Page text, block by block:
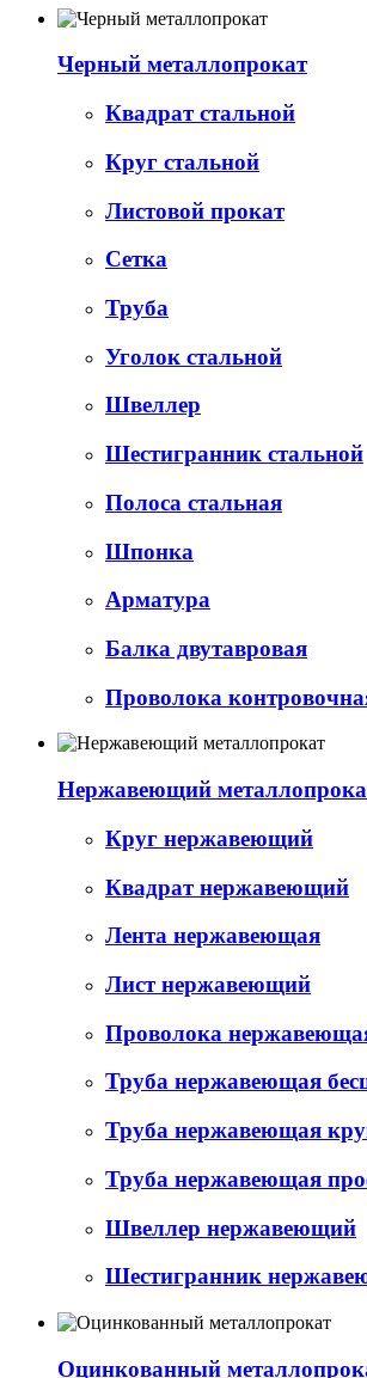
Черный металлопрокат
Квадрат стальной
Круг стальной
Листовой прокат
Сетка
Труба
Уголок стальной
Швеллер
Шестигранник стальной
Полоса стальная
Шпонка
Арматура
Балка двутавровая
Проволока
Нержавеющий
Круг нержавеющий
Квадрат нержавеющий
Лента нержавеющая
Лист нержавеющий
Проволока
Труба нержавеющая
Труба нержавеющая
Труба нержавеющая
Швеллер нержавеющий
Шестигранник
Оцинкованный